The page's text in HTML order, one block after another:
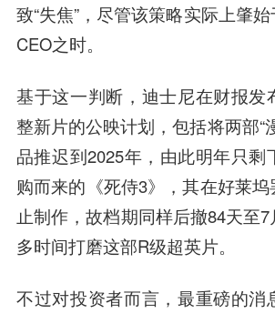
致“失焦”，尽管该策略实际上肇
CEO之时。
基于这一判断，迪士尼在财报发
整新片的公映计划，包括将两部“
品推迟到2025年，由此明年只剩
购而来的《死侍3》，其在好莱
止制作，故档期同样后撤84天至
多时间打磨这部R级超英片。
不过对投资者而言，最重磅的消